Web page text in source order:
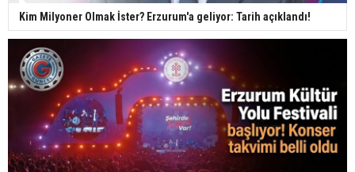
Kim Milyoner Olmak İster? Erzurum'a geliyor: Tarih açıklandı!